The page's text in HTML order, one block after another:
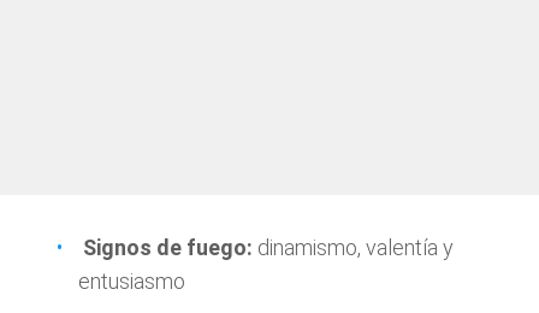
Signos de fuego: dinamismo, valentía y
entusiasmo